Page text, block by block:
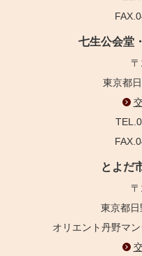
七生公会堂
〒
東京都
とよだ
〒
東京都
オリエント丹野マ